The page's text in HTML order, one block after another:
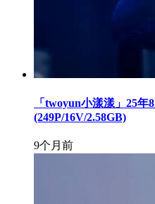
「twoyun小漾漾」25年
(249P/16V/2.58GB)
9个月前